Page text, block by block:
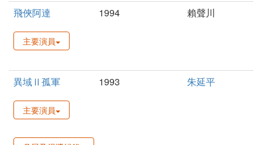
飛俠阿達 1994 賴聲川
主要演員
異域Ⅱ孤軍 1993 朱延平
主要演員